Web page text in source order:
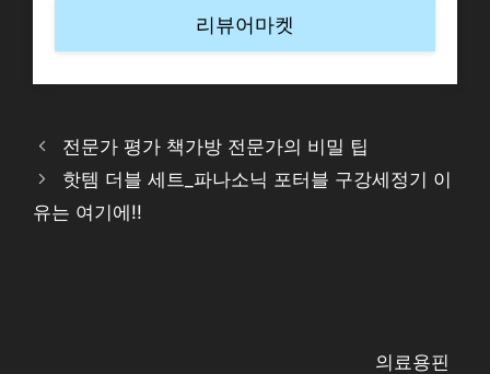
리뷰어마켓
전문가 평가 책가방 전문가의 비밀 팁
핫템 더블 세트_파나소닉 포터블 구강세정기 이
유는 여기에!!
의료용핀